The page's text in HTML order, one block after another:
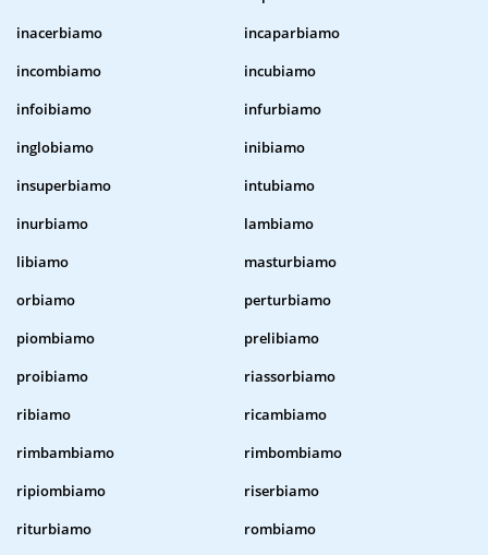
inacerbiamo
incaparbiamo
incombiamo
incubiamo
infoibiamo
infurbiamo
inglobiamo
inibiamo
insuperbiamo
intubiamo
inurbiamo
lambiamo
libiamo
masturbiamo
orbiamo
perturbiamo
piombiamo
prelibiamo
proibiamo
riassorbiamo
ribiamo
ricambiamo
rimbambiamo
rimbombiamo
ripiombiamo
riserbiamo
riturbiamo
rombiamo